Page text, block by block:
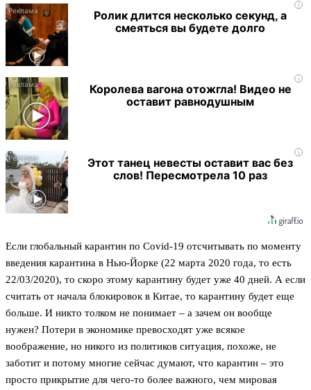
i
Ролик длится несколько секунд, а
смеяться вы будете долго
i
Королева вагона отожгла! Видео не
оставит равнодушным
i
Этот танец невесты оставит вас без
слов! Пересмотрела 10 раз
Если глобальный карантин по Covid-19 отсчитывать по моменту
введения карантина в Нью-Йорке (22 марта 2020 года, то есть
22/03/2020), то скоро этому карантину будет уже 40 дней. А если
считать от начала блокировок в Китае, то карантину будет еще
больше. И никто толком не понимает – а зачем он вообще
нужен? Потери в экономике превосходят уже всякое
воображение, но никого из политиков ситуация, похоже, не
заботит и потому многие сейчас думают, что карантин – это
просто прикрытие для чего-то более важного, чем мировая